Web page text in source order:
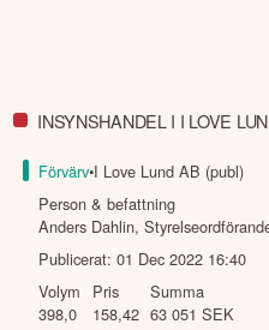
innan du fattar
garanti för framtida avkastning.
kontakta oss.
INSYNSHANDEL I I LOVE
Förvärv•I Love Lund AB (publ)
Person & befattning
Anders Dahlin,
Publicerat:01 Dec 2022 16:40
Volym
398,0
Pris
158,42
Summa
63 051 SEK